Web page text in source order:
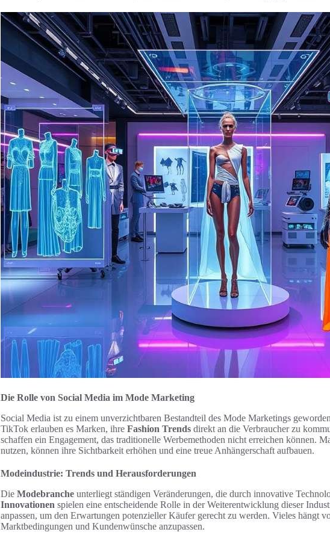
Die Rolle von Social Media im Mode Marketing
Social Media ist zu einem unverzichtbaren Bestandteil des Mode Marketings
TikTok erlauben es Marken, ihre Fashion Trends direkt an die Verbraucher zu
schaffen ein Engagement, das traditionelle Werbemethoden nicht erreichen können.
nutzen, können ihre Sichtbarkeit erhöhen und eine treue Anhängerschaft aufbauen.
Modeindustrie: Trends und Herausforderungen
Die Modebranche unterliegt ständigen Veränderungen, die durch innovative
Innovationen spielen eine entscheidende Rolle in der Weiterentwicklung dieser
anpassen, um den Erwartungen potenzieller Käufer gerecht zu werden. Vieles hängt
Marktbedingungen und Kundenwünsche anzupassen.